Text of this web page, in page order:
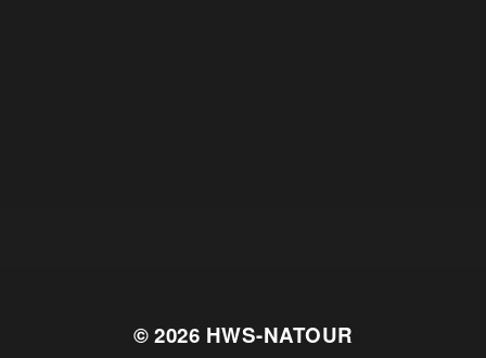
© 2026 HWS-NATOUR